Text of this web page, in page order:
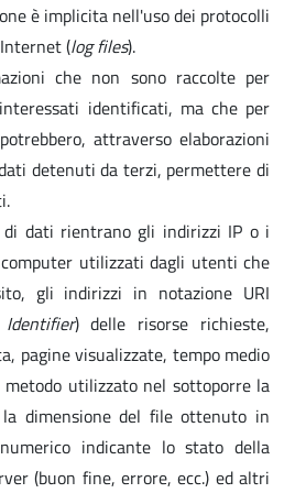
è implicita nell'uso dei protocolli
(log files).
che non sono raccolte per
identificati, ma che per
attraverso elaborazioni
detenuti da terzi, permettere di
di dati rientrano gli indirizzi IP o i
utilizzati dagli utenti che
gli indirizzi in notazione URI
) delle risorse richieste,
pagine visualizzate, tempo medio
utilizzato nel sottoporre la
dimensione del file ottenuto in
indicante lo stato della
(buon fine, errore, ecc.) ed altri